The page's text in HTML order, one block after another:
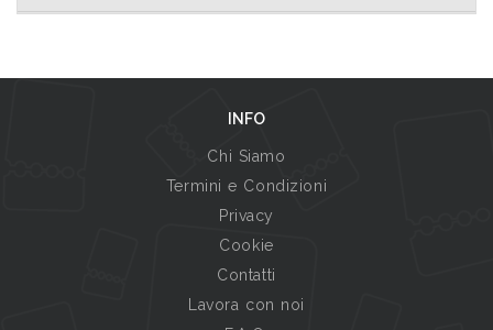
INFO
Chi Siamo
Termini e Condizioni
Privacy
Cookie
Contatti
Lavora con noi